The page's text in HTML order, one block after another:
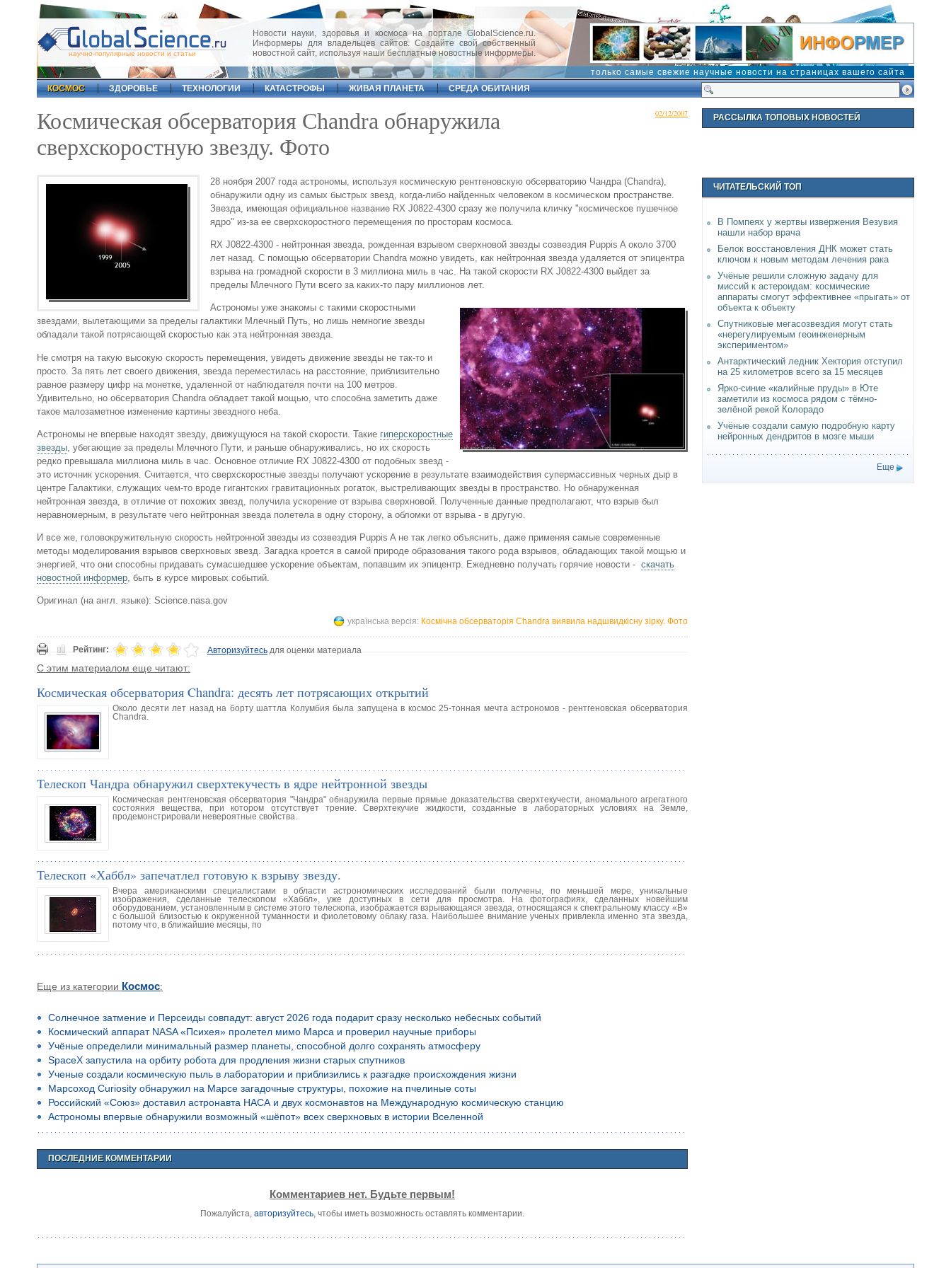
научно-популярные новости и статьи
Новости науки, здоровья и космоса на портале GlobalScience.ru.
Информеры для владельцев сайтов. Создайте свой собственный
новостной сайт, используя наши бесплатные новостные информеры.
только самые свежие научные новости на страницах вашего сайта
КОСМОС
ЗДОРОВЬЕ ТЕХНОЛОГИИ КАТАСТРОФЫ ЖИВАЯ ПЛАНЕТА СРЕДА ОБИТАНИЯ
02/12/2007
Космическая обсерватория Chandra обнаружила
сверхскоростную звезду. Фото
28 ноября 2007 года астрономы, используя космическую рентгеновскую обсерваторию Чандра (Chandra),
обнаружили одну из самых быстрых звезд, когда-либо найденных человеком в космическом пространстве.
Звезда, имеющая официальное название RX J0822-4300 сразу же получила кличку "космическое пушечное
ядро" из-за ее сверхскоростного перемещения по просторам космоса.
RX J0822-4300 - нейтронная звезда, рожденная взрывом сверхновой звезды созвездия Puppis A около 3700
лет назад. С помощью обсерватории Chandra можно увидеть, как нейтронная звезда удаляется от эпицентра
взрыва на громадной скорости в 3 миллиона миль в час. На такой скорости RX J0822-4300 выйдет за
пределы Млечного Пути всего за каких-то пару миллионов лет.
Астрономы уже знакомы с такими скоростными
звездами, вылетающими за пределы галактики Млечный Путь, но лишь немногие звезды
обладали такой потрясающей скоростью как эта нейтронная звезда.
Не смотря на такую высокую скорость перемещения, увидеть движение звезды не так-то и
просто. За пять лет своего движения, звезда переместилась на расстояние, приблизительно
равное размеру цифр на монетке, удаленной от наблюдателя почти на 100 метров.
Удивительно, но обсерватория Chandra обладает такой мощью, что способна заметить даже
такое малозаметное изменение картины звездного неба.
Астрономы не впервые находят звезду, движущуюся на такой скорости. Такие гиперскоростные
звезды , убегающие за пределы Млечного Пути, и раньше обнаруживались, но их скорость
редко превышала миллиона миль в час. Основное отличие RX J0822-4300 от подобных звезд -
это источник ускорения. Считается, что сверхскоростные звезды получают ускорение в результате взаимодействия супермассивных черных дыр в
центре Галактики, служащих чем-то вроде гигантских гравитационных рогаток, выстреливающих звезды в пространство. Но обнаруженная
нейтронная звезда, в отличие от похожих звезд, получила ускорение от взрыва сверхновой. Полученные данные предполагают, что взрыв был
неравномерным, в результате чего нейтронная звезда полетела в одну сторону, а обломки от взрыва - в другую.
И все же, головокружительную скорость нейтронной звезды из созвездия Puppis A не так легко объяснить, даже применяя самые современные
методы моделирования взрывов сверхновых звезд. Загадка кроется в самой природе образования такого рода взрывов, обладающих такой мощью и
энергией, что они способны придавать сумасшедшее ускорение объектам, попавшим их эпицентр. Ежедневно получать горячие новости - скачать
новостной информер , быть в курсе мировых событий.
Оригинал (на англ. языке): Science.nasa.gov
українська версія: Космічна обсерваторія Chandra виявила надшвидкісну зірку. Фото
Рейтинг: Авторизуйтесьдля оценки материала
С этим материалом еще читают:
Космическая обсерватория Chandra: десять лет потрясающих открытий
Около десяти лет назад на борту шаттла Колумбия была запущена в космос 25-тонная мечта астрономов - рентгеновская обсерватория
Chandra.
Телескоп Чандра обнаружил сверхтекучесть в ядре нейтронной звезды
Космическая рентгеновская обсерватория "Чандра" обнаружила первые прямые доказательства сверхтекучести, аномального агрегатного
состояния вещества, при котором отсутствует трение. Сверхтекучие жидкости, созданные в лабораторных условиях на Земле,
продемонстрировали невероятные свойства.
Телескоп «Хаббл» запечатлел готовую к взрыву звезду.
Вчера американскими специалистами в области астрономических исследований были получены, по меньшей мере, уникальные
изображения, сделанные телескопом «Хаббл», уже доступных в сети для просмотра. На фотографиях, сделанных новейшим
оборудованием, установленным в системе этого телескопа, изображается взрывающаяся звезда, относящаяся к спектральному классу «В»
с большой близостью к окруженной туманности и фиолетовому облаку газа. Наибольшее внимание ученых привлекла именно эта звезда,
потому что, в ближайшие месяцы, по
Еще из категории Космос:
Солнечное затмение и Персеиды совпадут: август 2026 года подарит сразу несколько небесных событий
Космический аппарат NASA «Психея» пролетел мимо Марса и проверил научные приборы
Учёные определили минимальный размер планеты, способной долго сохранять атмосферу
SpaceX запустила на орбиту робота для продления жизни старых спутников
Ученые создали космическую пыль в лаборатории и приблизились к разгадке происхождения жизни
Марсоход Curiosity обнаружил на Марсе загадочные структуры, похожие на пчелиные соты
Российский «Союз» доставил астронавта НАСА и двух космонавтов на Международную космическую станцию
Астрономы впервые обнаружили возможный «шёпот» всех сверхновых в истории Вселенной
ПОСЛЕДНИЕ КОММЕНТАРИИ
Комментариев нет. Будьте первым!
Пожалуйста, авторизуйтесь, чтобы иметь возможность оставлять комментарии.
РАССЫЛКА ТОПОВЫХ НОВОСТЕЙ
ЧИТАТЕЛЬСКИЙ ТОП
В Помпеях у жертвы извержения Везувия
нашли набор врача
Белок восстановления ДНК может стать
ключом к новым методам лечения рака
Учёные решили сложную задачу для
миссий к астероидам: космические
аппараты смогут эффективнее «прыгать» от
объекта к объекту
Спутниковые мегасозвездия могут стать
«нерегулируемым геоинженерным
экспериментом»
Антарктический ледник Хектория отступил
на 25 километров всего за 15 месяцев
Ярко-синие «калийные пруды» в Юте
заметили из космоса рядом с тёмно-
зелёной рекой Колорадо
Учёные создали самую подробную карту
нейронных дендритов в мозге мыши
Еще